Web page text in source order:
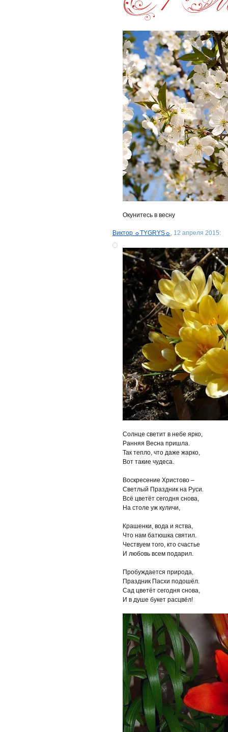
Окунитесь в весну
Виктор ☼TYGRYS☼ , 12 апреля 2015:
Солнце светит в небе ярко,
Ранняя Весна пришла.
Так тепло, что даже жарко,
Вот такие чудеса.
Воскресение Христово –
Светлый Праздник на Руси.
Всё цветёт сегодня снова,
На столе уж куличи,
Крашенки, вода и яства,
Что нам батюшка святил.
Чествуем того, кто счастье
И любовь всем подарил.
Пробуждается природа,
Праздник Пасхи подошёл.
Сад цветёт сегодня снова,
И в душе букет расцвёл!